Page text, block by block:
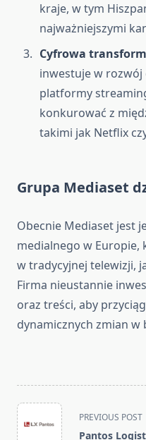
kraje, w tym
najważniejszymi
Cyfrowa
inwestuje w rozwój
platformy
konkurować z
takimi jak Netflix
Grupa Mediaset
Obecnie Mediaset jest
medialnego w
w tradycyjnej telewizji,
Firma nieustannie
oraz treści, aby
dynamicznych zmian w
<span
class="nav-
PREVIOUS POST
Pantos